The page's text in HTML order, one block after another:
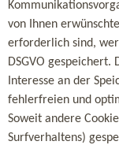
von Ihnen
erforderlich sind,
DSGVO
Interesse an der
fehlerfreien und
Soweit andere
Surfverhaltens)